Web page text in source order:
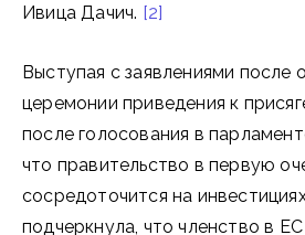
Ивица Дачич. [2]
Выступая с заявлениями после
церемонии приведения к
после голосования в
что правительство в первую
сосредоточится на
подчеркнула, что членство в